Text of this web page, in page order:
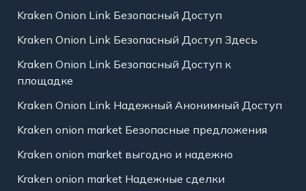
Kraken Onion Link Безопасный Доступ
Kraken Onion Link Безопасный Доступ Здесь
Kraken Onion Link Безопасный Доступ к
площадке
Kraken Onion Link Надежный Анонимный Доступ
Kraken onion market Безопасные предложения
Kraken onion market выгодно и надежно
Kraken onion market Надежные сделки